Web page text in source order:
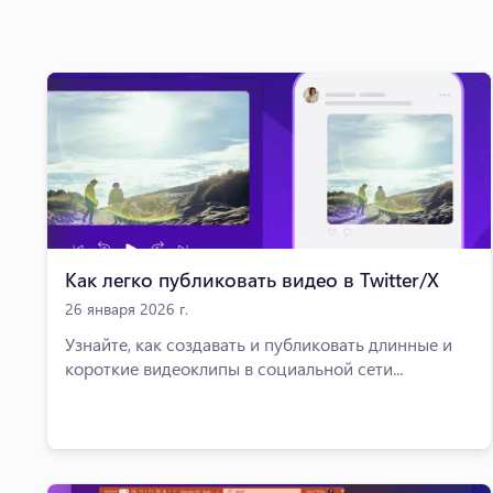
Как легко публиковать видео в Twitter/X
26 января 2026 г.
Узнайте, как создавать и публиковать длинные и
короткие видеоклипы в социальной сети...